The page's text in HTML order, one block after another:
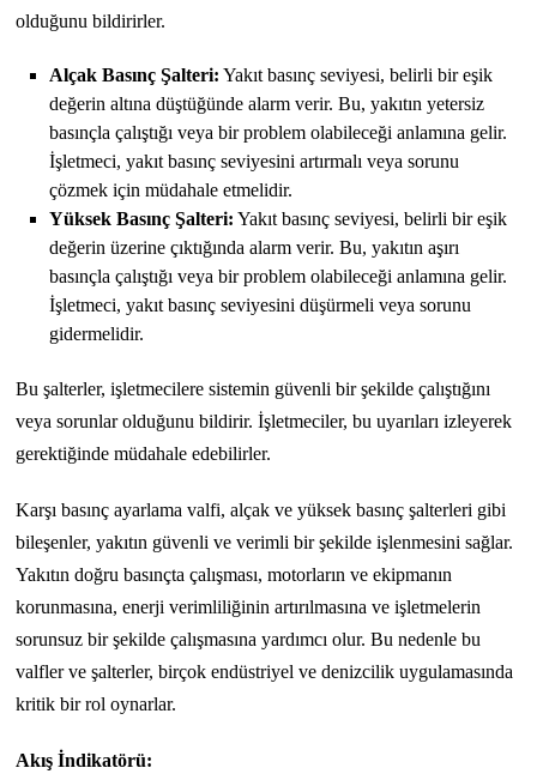
olduğunu bildirirler.
Alçak Basınç Şalteri: Yakıt basınç seviyesi, belirli bir eşik
değerin altına düştüğünde alarm verir. Bu, yakıtın yetersiz
basınçla çalıştığı veya bir problem olabileceği anlamına gelir.
İşletmeci, yakıt basınç seviyesini artırmalı veya sorunu
çözmek için müdahale etmelidir.
Yüksek Basınç Şalteri: Yakıt basınç seviyesi, belirli bir eşik
değerin üzerine çıktığında alarm verir. Bu, yakıtın aşırı
basınçla çalıştığı veya bir problem olabileceği anlamına gelir.
İşletmeci, yakıt basınç seviyesini düşürmeli veya sorunu
gidermelidir.
Bu şalterler, işletmecilere sistemin güvenli bir şekilde çalıştığını
veya sorunlar olduğunu bildirir. İşletmeciler, bu uyarıları izleyerek
gerektiğinde müdahale edebilirler.
Karşı basınç ayarlama valfi, alçak ve yüksek basınç şalterleri gibi
bileşenler, yakıtın güvenli ve verimli bir şekilde işlenmesini sağlar.
Yakıtın doğru basınçta çalışması, motorların ve ekipmanın
korunmasına, enerji verimliliğinin artırılmasına ve işletmelerin
sorunsuz bir şekilde çalışmasına yardımcı olur. Bu nedenle bu
valfler ve şalterler, birçok endüstriyel ve denizcilik uygulamasında
kritik bir rol oynarlar.
Akış İndikatörü: